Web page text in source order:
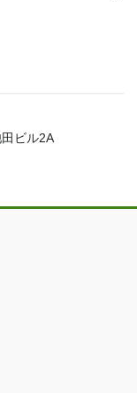
ビル2A